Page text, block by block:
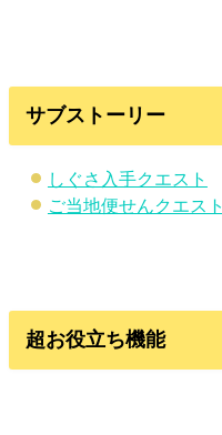
サブストーリー
しぐさ入手クエスト
ご当地便せんクエスト
超お役立ち機能